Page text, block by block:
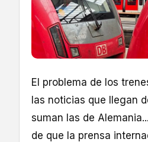
El problema de los
las noticias que llegan
suman las de
de que la prensa